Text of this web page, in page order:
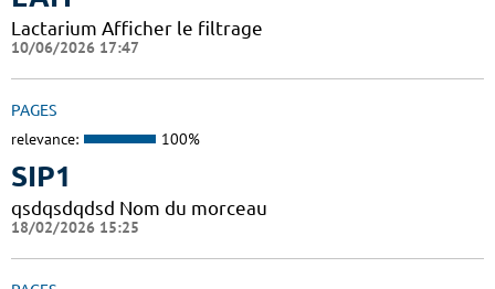
Lactarium Afficher le filtrage
10/06/2026 17:47
PAGES
relevance: 100%
SIP1
qsdqsdqdsd Nom du morceau
18/02/2026 15:25